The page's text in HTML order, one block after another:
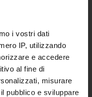
i vostri dati
IP, utilizzando
e accedere
al fine di
misurare
pubblico e sviluppare
projects
Student Services